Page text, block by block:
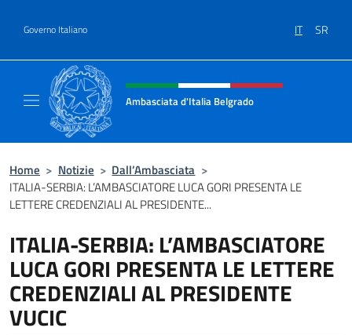
Governo Italiano IT SR
Intestazione sito, social e menù
Ambasciata d'Italia Belgrado
Home > Notizie > Dall’Ambasciata >
ITALIA-SERBIA: L’AMBASCIATORE LUCA GORI PRESENTA LE
LETTERE CREDENZIALI AL PRESIDENTE...
ITALIA-SERBIA: L’AMBASCIATORE
LUCA GORI PRESENTA LE LETTERE
CREDENZIALI AL PRESIDENTE
VUCIC